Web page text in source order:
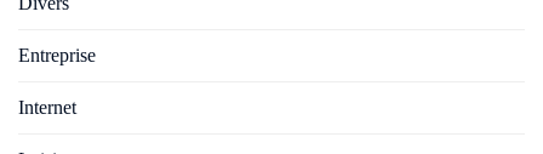
Entreprise
Internet